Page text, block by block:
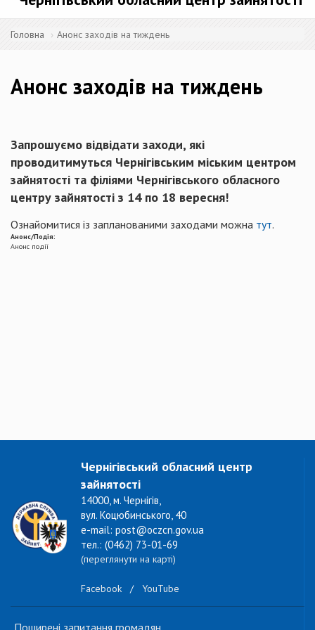
Головна Анонс заходів на тиждень
Анонс заходів на тиждень
Запрошуємо відвідати заходи, які
проводитимуться Чернігівським міським центром
зайнятості та філіями Чернігівського обласного
центру зайнятості з 14 по 18 вересня!
Ознайомитися із запланованими заходами можна тут.
Анонс/Подія:
Анонс події
Чернігівський обласний центр
зайнятості
14000, м. Чернігів,
вул. Коцюбинського, 40
e-mail: post@oczcn.gov.ua
тел.: (0462) 73-01-69
(переглянути на карті)
Facebook / YouTube
Поширені запитання громадян